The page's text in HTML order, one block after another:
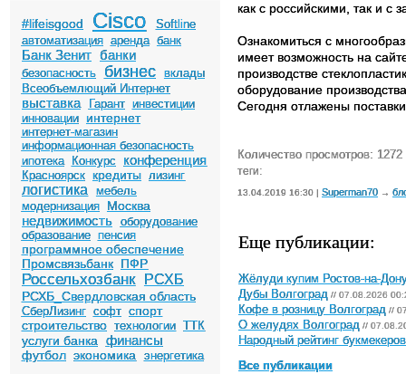
#lifeisgood Cisco
Softline
автоматизация аренда банк
Банк Зенит банки
безопасность бизнес
вклады
Всеобъемлющий Интернет
выставка Гарант инвестиции
инновации
интернет
интернет-магазин
информационная безопасность
ипотека
Конкурс конференция
Красноярск кредиты лизинг
логистика
мебель
модернизация
Москва
недвижимость оборудование
образование пенсия
программное обеспечение
Промсвязьбанк ПФР
Россельхозбанк РСХБ
РСХБ_Свердловская область
СберЛизинг софт спорт
строительство технологии ТТК
услуги банка финансы
футбол экономика энергетика
как с российскими, так и
Ознакомиться с
имеет возможность на
производстве
оборудование
Сегодня отлажены
Количество просмотров: 1272
теги:
13.04.2019 16:30 | Superman70 →
Еще публикации:
Жёлуди купим Ростов-на-
Дубы Волгоград // 07.08.2026
Кофе в розницу Волгоград //
О желудях Волгоград //
Народный рейтинг
Все публикации